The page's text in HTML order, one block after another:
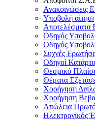
Ανακοινώσεις
Υποβολή
Οδηγός
Οδηγός
Συχνές
Οδηγοί
Θεσμικό
Θέματα
Χορήγηση
Χορήγηση
Απώλεια
Ηλεκτρονικός